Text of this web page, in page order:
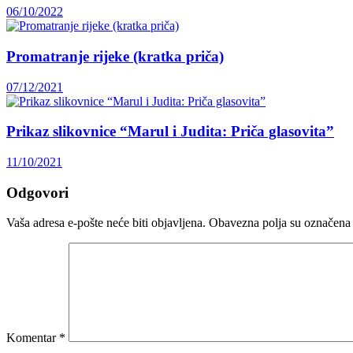
06/10/2022
Promatranje rijeke (kratka priča)
07/12/2021
Prikaz slikovnice “Marul i Judita: Priča glasovita”
11/10/2021
Odgovori
Vaša adresa e-pošte neće biti objavljena. Obavezna polja su
Komentar *